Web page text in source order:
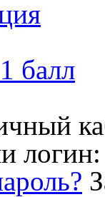
1 балл
логин: